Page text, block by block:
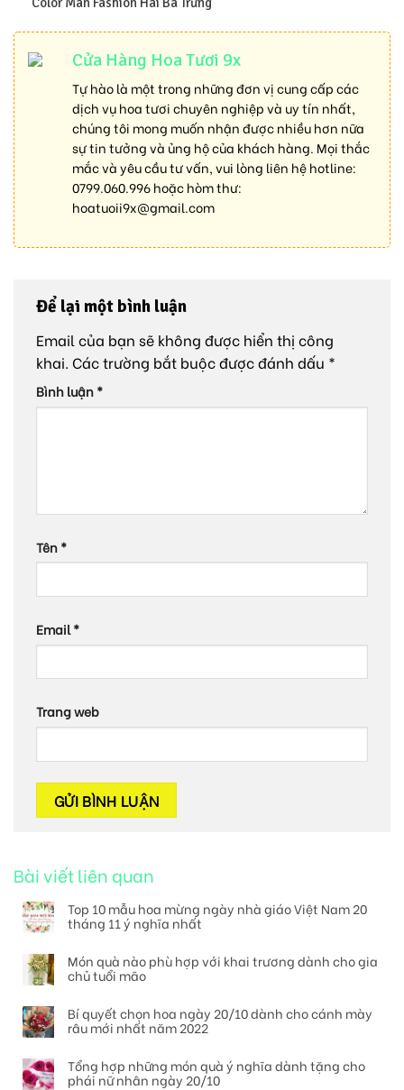
Cửa Hàng Hoa Tươi 9x
Tự hào là một trong những đơn vị cung cấp các
dịch vụ hoa tươi chuyên nghiệp và uy tín nhất,
chúng tôi mong muốn nhận được nhiều hơn nữa
sự tin tưởng và ủng hộ của khách hàng. Mọi thắc
mắc và yêu cầu tư vấn, vui lòng liên hệ hotline:
0799.060.996hoặc hòm thư:
hoatuoii9x@gmail.com
Để lại một bình luận
Email của bạn sẽ không được hiển thị công
khai. Các trường bắt buộc được đánh dấu *
Bình luận*
Tên*
Email*
Trang web
Bài viết liên quan
Top 10 mẫu hoa mừng ngày nhà giáo Việt Nam 20
tháng 11 ý nghĩa nhất
Món quà nào phù hợp với khai trương dành cho gia
chủ tuổi mão
Bí quyết chọn hoa ngày 20/10 dành cho cánh mày
râu mới nhất năm 2022
Tổng hợp những món quà ý nghĩa dành tặng cho
phái nữ nhân ngày 20/10